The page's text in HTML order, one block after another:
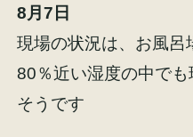
8月7日
現場の状況は、お風呂
80％近い湿度の中で
そうです
会社概要